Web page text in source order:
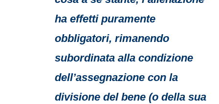
ha effetti puramente
obbligatori, rimanendo
subordinata alla condizione
dell’assegnazione con la
divisione del bene (o della sua